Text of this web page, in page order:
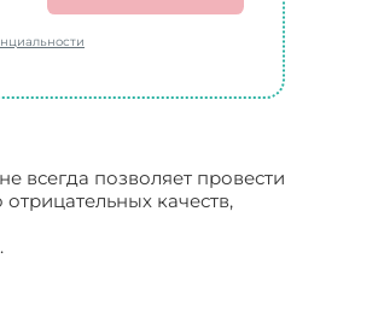
всегда позволяет провести
качеств,